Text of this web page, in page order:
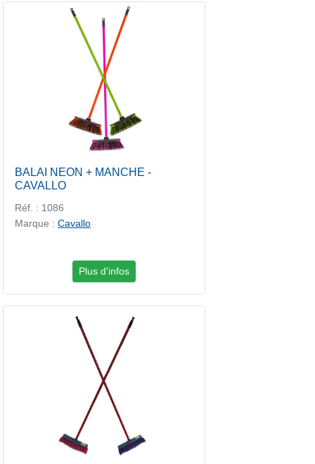
BALAI NEON + MANCHE -
CAVALLO
Réf. : 1086
Marque : Cavallo
Plus d'infos